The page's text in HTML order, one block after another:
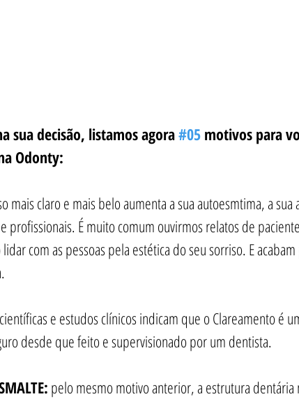
sua decisão, listamos agora #05 motivos para
Odonty:
mais claro e mais belo aumenta a sua autoesmtima, a sua
profissionais. É muito comum ouvirmos relatos de
com as pessoas pela estética do seu sorriso. E
e estudos clínicos indicam que o Clareamento é
desde que feito e supervisionado por um dentista.
pelo mesmo motivo anterior, a estrutura dentária